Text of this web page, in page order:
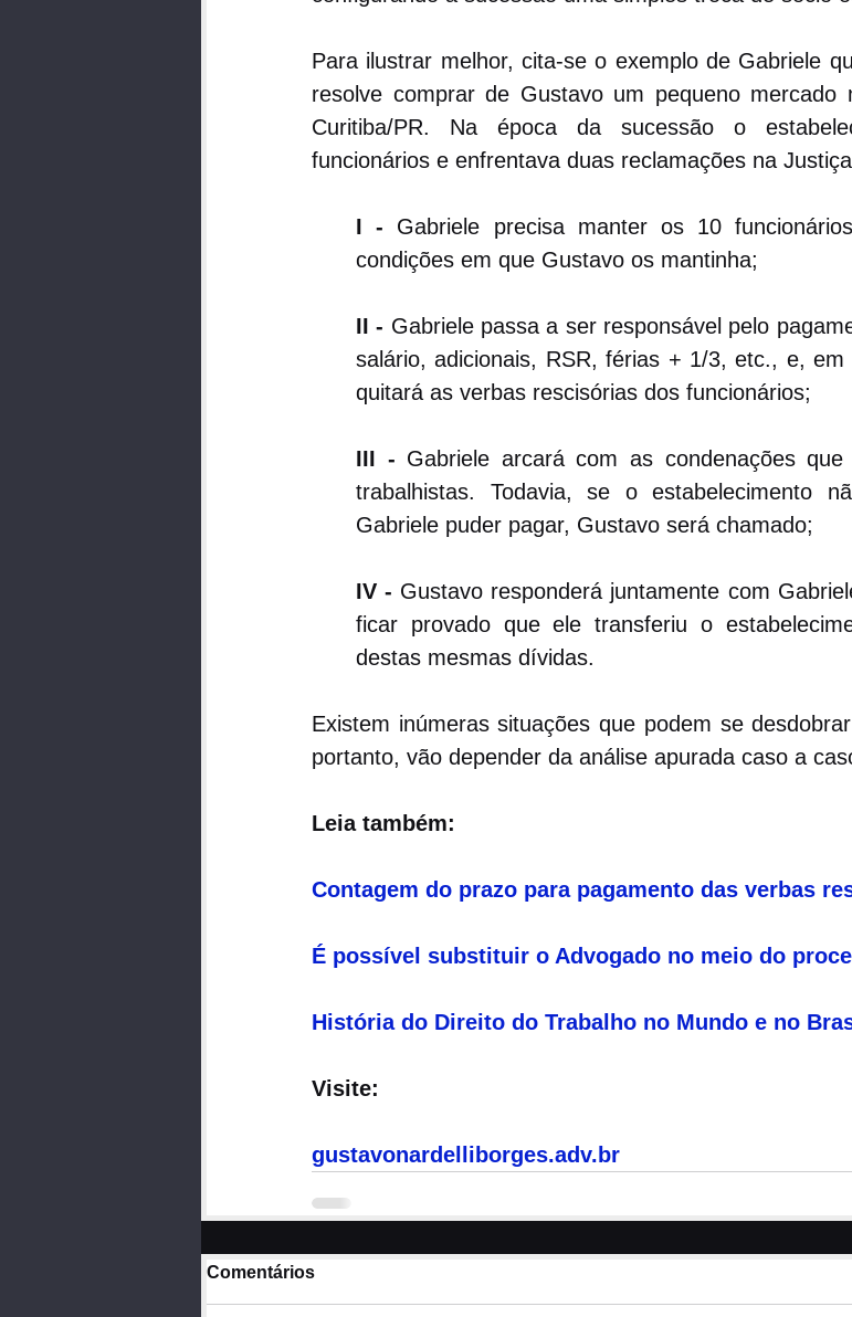
Para ilustrar melhor, cita-se o exemplo de Gabriele
resolve comprar de Gustavo um pequeno mercado
Curitiba/PR. Na época da sucessão o
funcionários e enfrentava duas reclamações na
I - Gabriele precisa manter os 10
condições em que Gustavo os mantinha;
II - Gabriele passa a ser responsável pelo
salário, adicionais, RSR, férias + 1/3, etc., e,
quitará as verbas rescisórias dos funcionários;
III - Gabriele arcará com as condenações
trabalhistas. Todavia, se o estabelecimento
Gabriele puder pagar, Gustavo será chamado;
IV - Gustavo responderá juntamente com
ficar provado que ele transferiu o
destas mesmas dívidas.
Existem inúmeras situações que podem se
portanto, vão depender da análise apurada caso a
Leia também:
Contagem do prazo para pagamento das verbas
É possível substituir o Advogado no meio do
História do Direito do Trabalho no Mundo e no
Visite:
gustavonardelliborges.adv.br
Comentários